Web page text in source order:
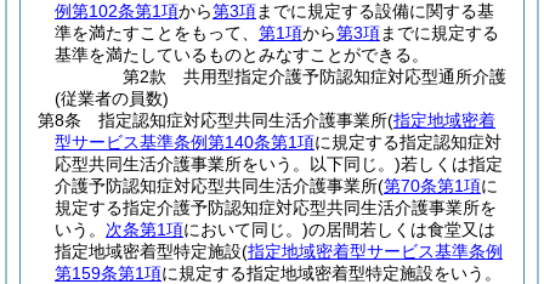
例第102条第1項から第3項までに規定する設備に関する基
準を満たすことをもって、 第1項から第3項までに規定する
基準を満たしているものとみなすことができる。
第2款
共用型指定介護予防認知症対応型通所介護
(従業者の員数)
第8条
指定認知症対応型共同生活介護事業所(指定地域密着
型サービス基準条例第140条第1項に規定する指定認知症対
応型共同生活介護事業所をいう。以下同じ。)若しくは指定
介護予防認知症対応型共同生活介護事業所(第70条第1項に
規定する指定介護予防認知症対応型共同生活介護事業所を
いう。 次条第1項において同じ。)の居間若しくは食堂又は
指定地域密着型特定施設(指定地域密着型サービス基準条例
第159条第1項に規定する指定地域密着型特定施設をいう。